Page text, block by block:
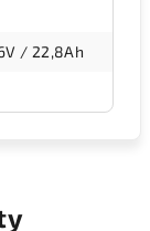
/ 22,8Ah